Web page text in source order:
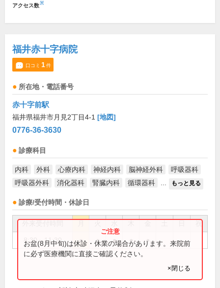
アクセス数※
福井赤十字病院
口コミ 1件
所在地・電話番号
赤十字前駅
福井県福井市月見2丁目4-1 [地図]
0776-36-3630
診療科目
内科 外科 心療内科 神経内科 脳神経外科
呼吸器科
呼吸器外科
消化器科 腎臓内科 循環器科 もっと見る
診療/受付時間・休診日
祝
8:30～11:30 ● ● ● ● ●
お盆(8月中旬)は休診・休業の場合があります。来院前
に必ず医療機関に直接ご確認ください。
×閉じる